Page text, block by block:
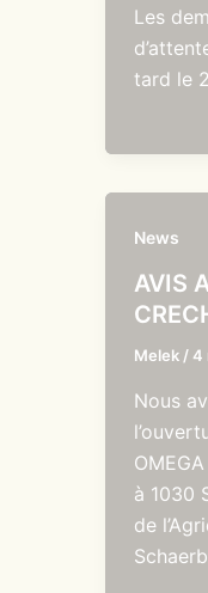
Les
tard le
News
AVIS
Melek /4
Nous
à 1030
de